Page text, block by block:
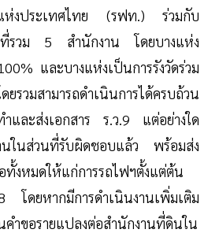
แห่งประเทศไทย (รฟท.) ร่วมกับ
ที่รวม 5 สำนักงาน โดยบางแห่ง
และบางแห่งเป็นการรังวัดร่วม
รวมสามารถดำเนินการได้ครบถ้วน
และส่งเอกสาร ร.ว.9 แต่อย่างใด
นในส่วนที่รับผิดชอบแล้ว พร้อมส่ง
งหมดให้แก่การรถไฟฯตั้งแต่ต้น
ดยหากมีการดำเนินงานเพิ่มเติม
คำขอรายแปลงต่อสำนักงานที่ดินใน